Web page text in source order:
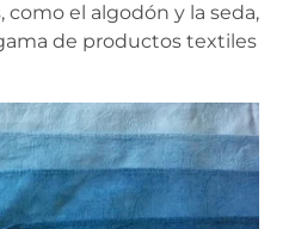
el algodón y la seda,
de productos textiles